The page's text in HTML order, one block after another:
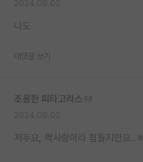
반도체 아카데미
나도
대댓글 쓰기
조용한 피타고라스
저두요, 짝사랑이라 힘들지만요..ㅎ